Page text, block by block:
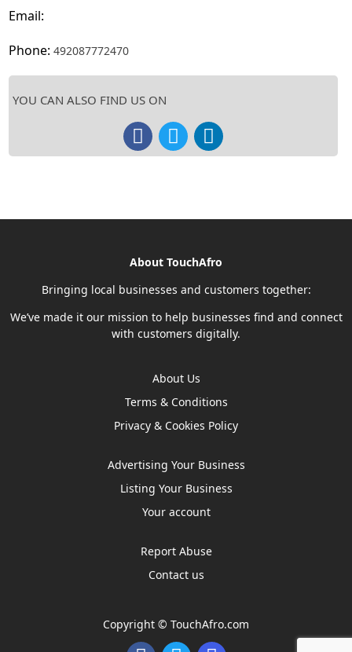
Email:
Phone:492087772470
YOU CAN ALSO FIND US ON
About TouchAfro
Bringing local businesses and customers together:
We’ve made it our mission to help businesses find and connect
with customers digitally.
About Us
Terms & Conditions
Privacy & Cookies Policy
Advertising Your Business
Listing Your Business
Your account
Report Abuse
Contact us
Copyright © TouchAfro.com